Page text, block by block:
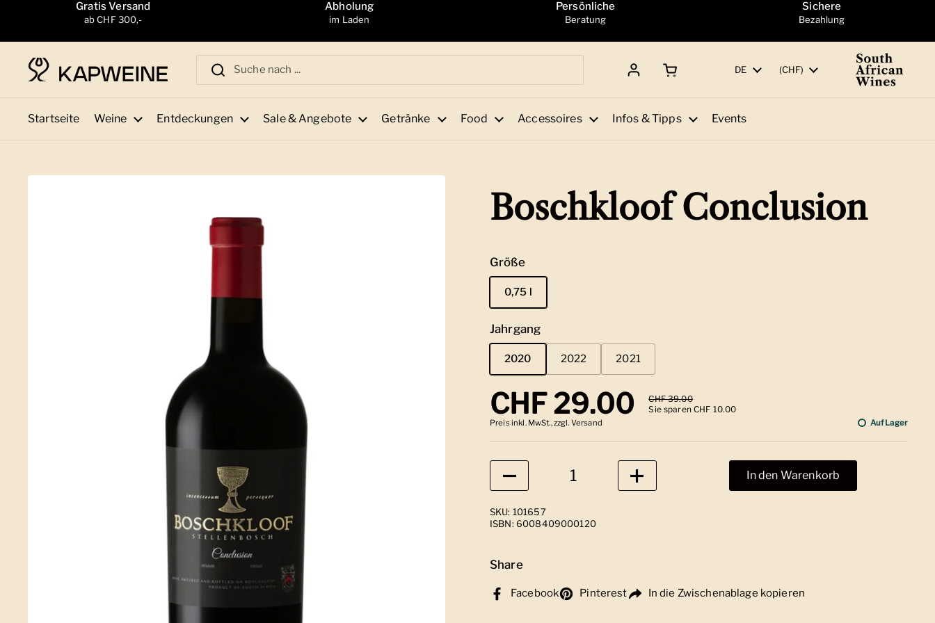
Zum Inhalt springenGratis Versand
ab CHF 300,-
Abholung
im Laden
Persönliche
Beratung
Sichere
Bezahlung
Sprache
DE Land/Region
(CHF)
Startseite Weine Entdeckungen Sale & Angebote Getränke Food Accessoires Infos & Tipps Events
Boschkloof Conclusion
Größe
0,75 l
Jahrgang
2020 2022 2021
Regulärer Preis
CHF 29.00 Sale-Preis
CHF 39.00
Sie sparen CHF 10.00
Preis inkl. MwSt., zzgl. Versand Auf Lager
Anzahl
In den Warenkorb
SKU: 101657
ISBN: 6008409000120
Share
Facebook Pinterest In die Zwischenablage kopieren